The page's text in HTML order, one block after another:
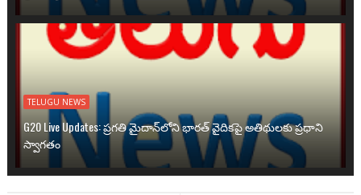
TELUGU NEWS
G20 Live Updates: ప్రగతి మైదాన్‌లోని భారత్ వైదికపై అతిథులకు ప్రధాని
స్వాగతం